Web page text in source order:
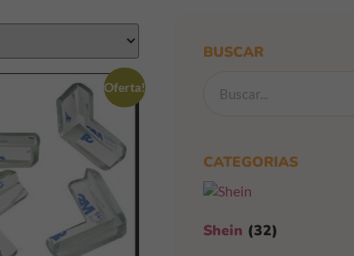
Oferta!
BUSCAR
CATEGORIAS
Shein (32)